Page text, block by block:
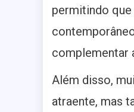
permitindo
complementar
Além disso,
atraente, mas